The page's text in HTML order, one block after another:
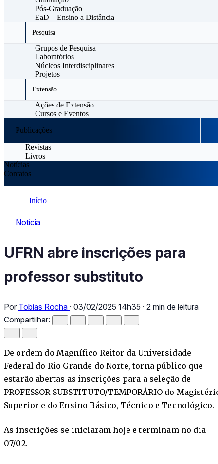
Pós-Graduação
EaD – Ensino a Distância
Pesquisa
Grupos de Pesquisa
Laboratórios
Núcleos Interdisciplinares
Projetos
Extensão
Ações de Extensão
Cursos e Eventos
Publicações
Revistas
Livros
Notícias
Contatos
Início
Notícia
Notícia
UFRN abre inscrições para
professor substituto
Por Tobias Rocha · 03/02/2025 14h35 · 2 min de leitura
Compartilhar:
De ordem do Magnífico Reitor da Universidade
Federal do Rio Grande do Norte, torna público que
estarão abertas as inscrições para a seleção de
PROFESSOR SUBSTITUTO/TEMPORÁRIO do
Superior e do Ensino Básico, Técnico e Tecnológico.
As inscrições se iniciaram hoje e terminam no dia
07/02.